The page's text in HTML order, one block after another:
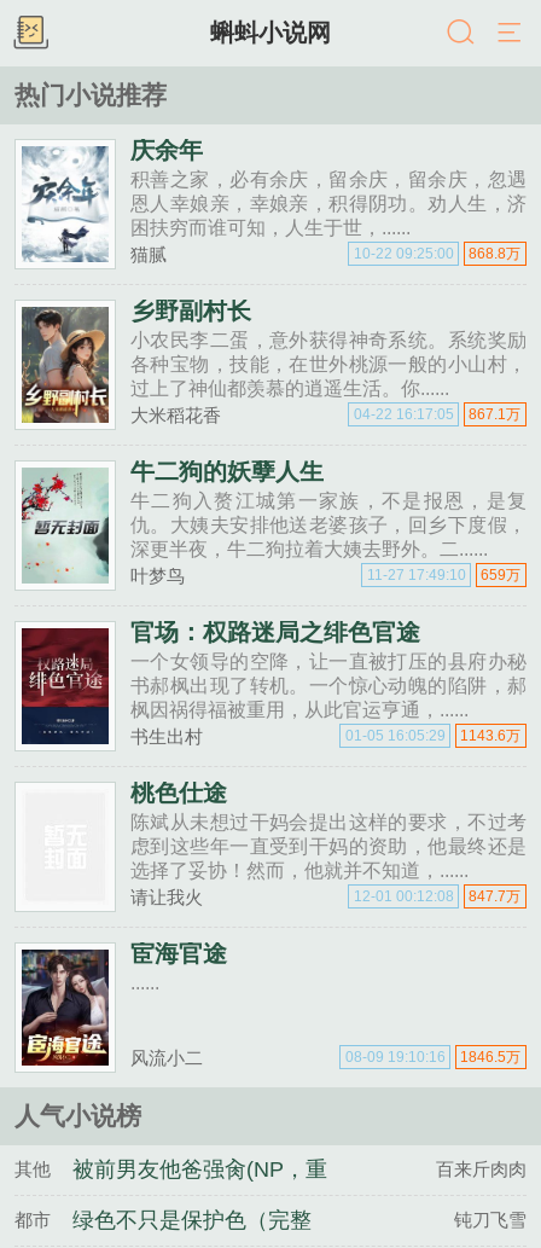
蝌蚪小说网
热门小说推荐
庆余年
积善之家，必有余庆，留余庆，留余庆，忽遇
恩人幸娘亲，幸娘亲，积得阴功。劝人生，济
困扶穷而谁可知，人生于世，......
猫腻 868.8万
10-22 09:25:00
乡野副村长
小农民李二蛋，意外获得神奇系统。系统奖励
各种宝物，技能，在世外桃源一般的小山村，
过上了神仙都羡慕的逍遥生活。你......
大米稻花香 867.1万
04-22 16:17:05
牛二狗的妖孽人生
牛二狗入赘江城第一家族，不是报恩，是复
仇。大姨夫安排他送老婆孩子，回乡下度假，
深更半夜，牛二狗拉着大姨去野外。二......
叶梦鸟 659万
11-27 17:49:10
官场：权路迷局之绯色官途
一个女领导的空降，让一直被打压的县府办秘
书郝枫出现了转机。一个惊心动魄的陷阱，郝
枫因祸得福被重用，从此官运亨通，......
书生出村 1143.6万
01-05 16:05:29
桃色仕途
陈斌从未想过干妈会提出这样的要求，不过考
虑到这些年一直受到干妈的资助，他最终还是
选择了妥协！然而，他就并不知道，......
请让我火 847.7万
12-01 00:12:08
宦海官途
......
风流小二 1846.5万
08-09 19:10:16
人气小说榜
其他
被前男友他爸强肏(NP，重
口，高H)
百来斤肉肉
都市
绿色不只是保护色（完整
钝刀飞雪